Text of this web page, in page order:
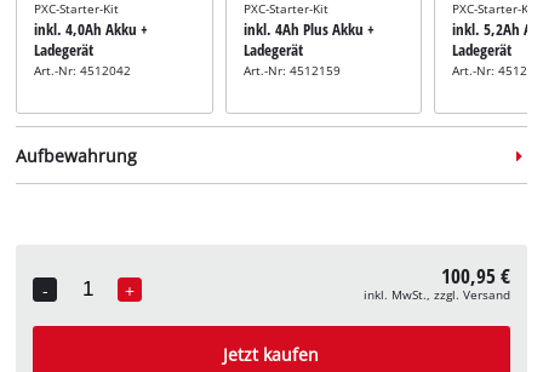
PXC-Starter-Kit
inkl. 4,0Ah Akku +
Ladegerät
Art.-Nr: 4512042
PXC-Starter-Kit
inkl. 4Ah Plus Akku +
Ladegerät
Art.-Nr: 4512159
PXC-Starter-Kit
inkl. 5,2Ah
Ladegerät
Art.-Nr:
Aufbewahrung
Art.-Nr: 4540014
-
Quantity
+ 100,95 €
inkl. MwSt., zzgl. Versand
Jetzt kaufen